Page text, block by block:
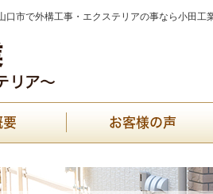
市で外構工事・エクステリアの事なら小田工
要 お客様の声